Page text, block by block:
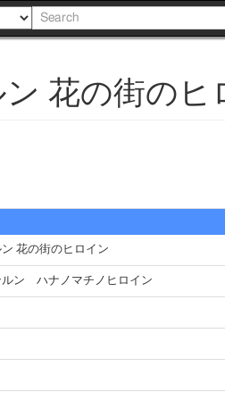
花の街のヒ
花の街のヒロイン
ルン ハナノマチノヒロイン